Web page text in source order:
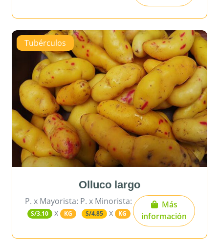
Tubérculos
Olluco largo
P. x Mayorista:
S/3.10 x KG
P. x Minorista:
S/4.85 x KG
Más
información